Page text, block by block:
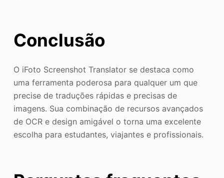
Conclusão
O iFoto Screenshot Translator se destaca como
uma ferramenta poderosa para qualquer um que
precise de traduções rápidas e precisas de
imagens. Sua combinação de recursos avançados
de OCR e design amigável o torna uma excelente
escolha para estudantes, viajantes e profissionais.